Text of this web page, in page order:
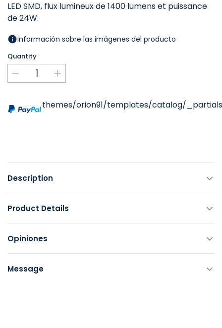
LED SMD, flux lumineux de 1400 lumens et puissance
de 24W.
Información sobre las imágenes del producto
Quantity
themes/orion91/templates/catalog/
Description
Product Details
Opiniones
Message